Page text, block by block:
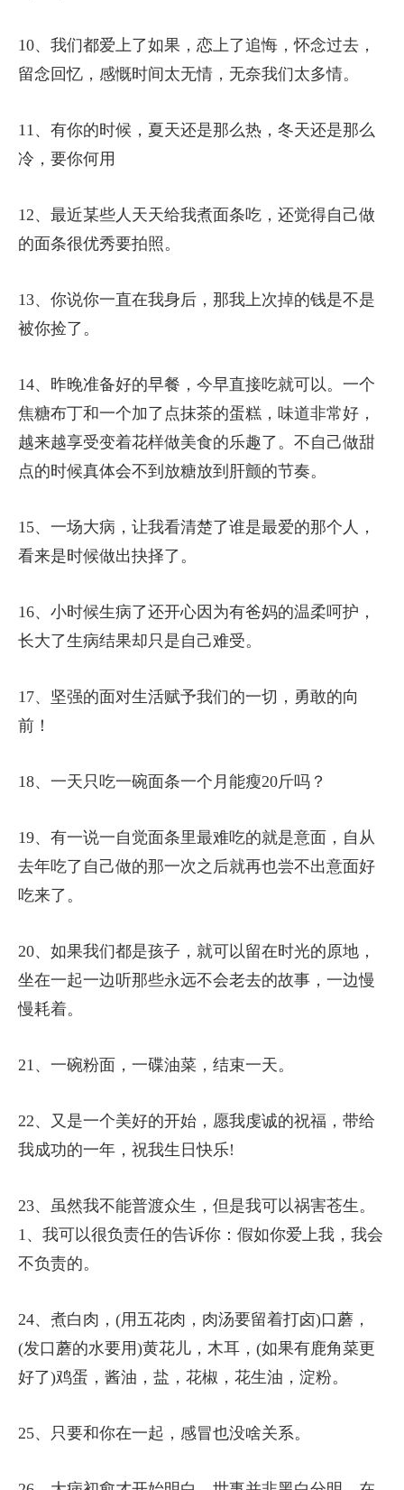
10、我们都爱上了如果，恋上了追悔，怀念过去，
留念回忆，感慨时间太无情，无奈我们太多情。
11、有你的时候，夏天还是那么热，冬天还是那么
冷，要你何用
12、最近某些人天天给我煮面条吃，还觉得自己做
的面条很优秀要拍照。
13、你说你一直在我身后，那我上次掉的钱是不是
被你捡了。
14、昨晚准备好的早餐，今早直接吃就可以。一个
焦糖布丁和一个加了点抹茶的蛋糕，味道非常好，
越来越享受变着花样做美食的乐趣了。不自己做甜
点的时候真体会不到放糖放到肝颤的节奏。
15、一场大病，让我看清楚了谁是最爱的那个人，
看来是时候做出抉择了。
16、小时候生病了还开心因为有爸妈的温柔呵护，
长大了生病结果却只是自己难受。
17、坚强的面对生活赋予我们的一切，勇敢的向
前！
18、一天只吃一碗面条一个月能瘦20斤吗？
19、有一说一自觉面条里最难吃的就是意面，自从
去年吃了自己做的那一次之后就再也尝不出意面好
吃来了。
20、如果我们都是孩子，就可以留在时光的原地，
坐在一起一边听那些永远不会老去的故事，一边慢
慢耗着。
21、一碗粉面，一碟油菜，结束一天。
22、又是一个美好的开始，愿我虔诚的祝福，带给
我成功的一年，祝我生日快乐!
23、虽然我不能普渡众生，但是我可以祸害苍生。
1、我可以很负责任的告诉你：假如你爱上我，我会
不负责的。
24、煮白肉，(用五花肉，肉汤要留着打卤)口蘑，
(发口蘑的水要用)黄花儿，木耳，(如果有鹿角菜更
好了)鸡蛋，酱油，盐，花椒，花生油，淀粉。
25、只要和你在一起，感冒也没啥关系。